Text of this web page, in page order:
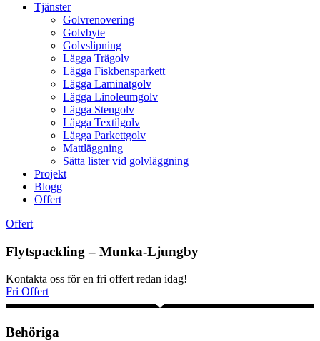
Tjänster
Golvrenovering
Golvbyte
Golvslipning
Lägga Trägolv
Lägga Fiskbensparkett
Lägga Laminatgolv
Lägga Linoleumgolv
Lägga Stengolv
Lägga Textilgolv
Lägga Parkettgolv
Mattläggning
Sätta lister vid golvläggning
Projekt
Blogg
Offert
Offert
Flytspackling – Munka-Ljungby
Kontakta oss för en fri offert redan idag!
Fri Offert
Behöriga